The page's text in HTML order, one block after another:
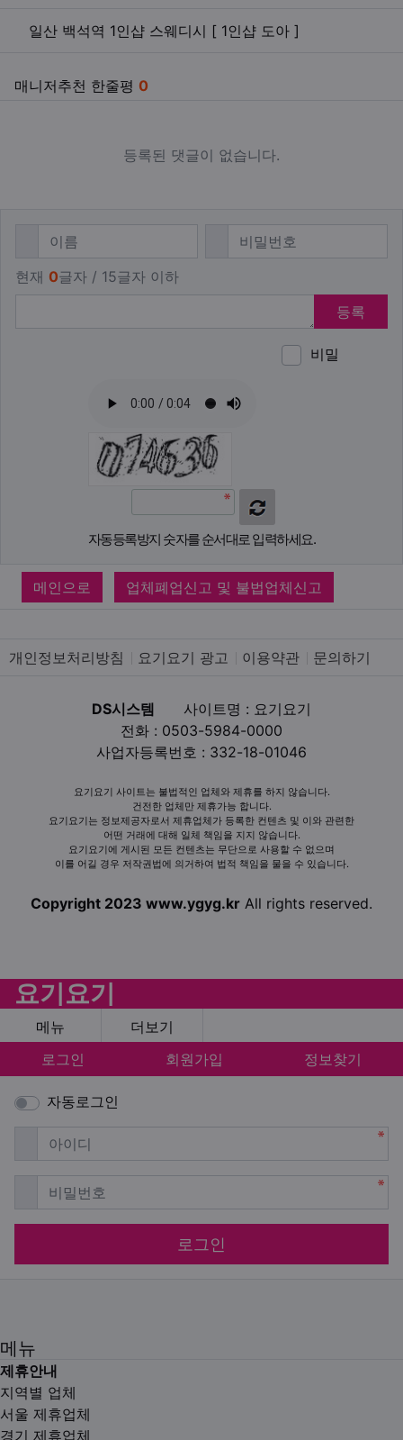
일산 백석역 1인샵 스웨디시 [ 1인샵 도아 ]
매니저추천 한줄평 0
등록된 댓글이 없습니다.
댓글쓰기
필수 비밀번호필수
현재 0글자 / 15글자 이하
등록
비밀
자동등록방지 숫자를 순서대로 입력하세요.
메인으로 업체폐업신고 및 불법업체신고
개인정보처리방침 요기요기 광고 이용약관 문의하기
DS시스템
사이트명 : 요기요기
전화 : 0503-5984-0000
사업자등록번호 : 332-18-01046
요기요기 사이트는 불법적인 업체와 제휴를 하지 않습니다.
건전한 업체만 제휴가능 합니다.
요기요기는 정보제공자로서 제휴업체가 등록한 컨텐츠 및 이와 관련한
어떤 거래에 대해 일체 책임을 지지 않습니다.
요기요기에 게시된 모든 컨텐츠는 무단으로 사용할 수 없으며
이를 어길 경우 저작권법에 의거하여 법적 책임을 물을 수 있습니다.
Copyright 2023 www.ygyg.kr All rights reserved.
요기요기
메뉴
더보기
로그인
회원가입 정보찾기
자동로그인
아이디 필수
비밀번호필수
로그인
메뉴
제휴안내
지역별 업체
서울 제휴업체
경기 제휴업체